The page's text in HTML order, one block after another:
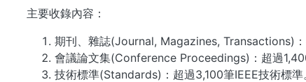
主要收錄內容：
期刊、雜誌(Journal, Magazines, Transactions)
會議論文集(Conference Proceedings)：超過
技術標準(Standards)：超過3,100筆IEEE技術標